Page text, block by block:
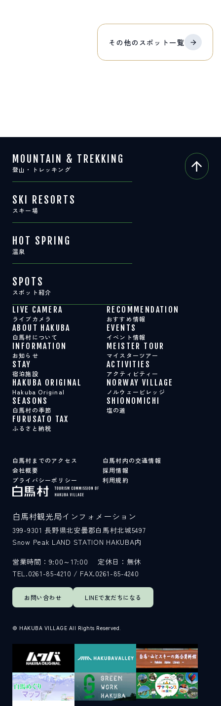
その他の スポット 一覧
MOUNTAIN & TREKKING
登山・トレッキング
SKI RESORTS
スキー場
HOT SPRING
温泉
SPOTS
スポット紹介
LIVE CAMERA
ライブカメラ
RECOMMENDATION
おすすめ情報
ABOUT HAKUBA
白馬村について
EVENTS
イベント情報
INFORMATION
お知らせ
MEISTER TOUR
マイスターツアー
STAY
宿泊施設
ACTIVITIES
アクティビティー
HAKUBA ORIGINAL
Hakuba Original
NORWAY VILLAGE
ノルウェービレッジ
SEASONS
白馬村の季節
SHIONOMICHI
塩の道
FURUSATO TAX
ふるさと納税
白馬村までのアクセス
白馬村内の交通情報
会社概要
採用情報
プライバシーポリシー
利用規約
お問い合わせ LINEで友だちになる
白馬村観光局インフォメーション
399-9301 長野県北安曇郡白馬村北城5497
Snow Peak LAND STATION HAKUBA内
営業時間：9:00～17:00
定休日：無休
TEL.0261-85-4210 / FAX.0261-85-4240
© HAKUBA VILLAGE All Rights Reserved.